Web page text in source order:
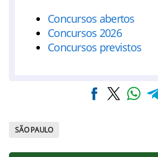
Concursos abertos
Concursos 2026
Concursos previstos
SÃO PAULO